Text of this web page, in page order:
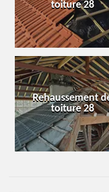
toiture 28
Rehaussement
toiture 28